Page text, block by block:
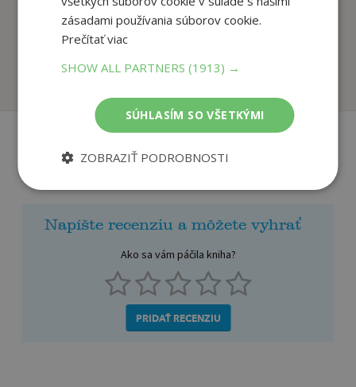
Detský kalendár 12
mesiacov s 365 oki...
Tony Wolf
Na sklade
Živý les
Na sklade
Napíšte recenziu a môžete vyhrať
Ako sa vám páčila kniha?
PRIDAŤ RECENZIU
zásadami používania súborov cookie.
Prečítať viac
SHOW ALL PARTNERS(1913) →
SÚHLASÍM SO VŠETKÝMI
ZOBRAZIŤ PODROBNOSTI